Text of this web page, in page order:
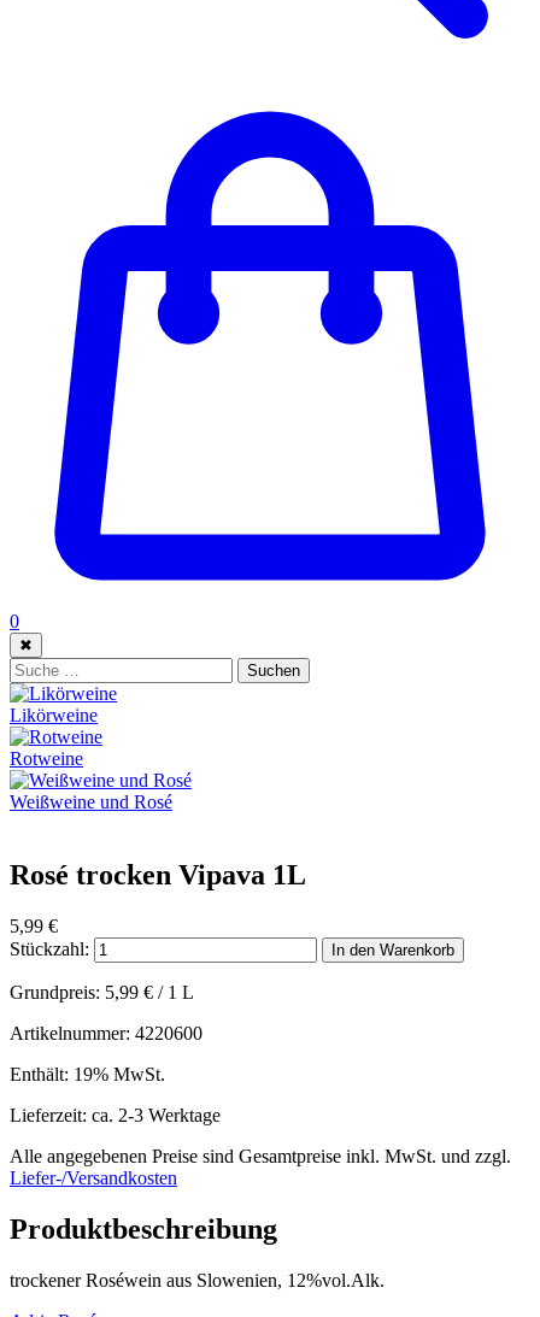
0
✖
Suche: Suchen
Likörweine
Rotweine
Weißweine und Rosé
Rosé trocken Vipava 1L
5,99 €
Stückzahl:
In den Warenkorb
Grundpreis: 5,99 € / 1 L
Artikelnummer: 4220600
Enthält: 19% MwSt.
Lieferzeit: ca. 2-3 Werktage
Alle angegebenen Preise sind Gesamtpreise inkl. MwSt. und zzgl.
Liefer-/Versandkosten
Produktbeschreibung
trockener Roséwein aus Slowenien, 12%vol.Alk.